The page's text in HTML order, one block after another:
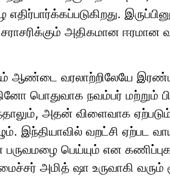
அதிகமான ஈரமான
ஆண்டை வரலாற்றிலேயே
பொதுவாக நவம்பர் மற்றும்
அதன் விளைவாக
இந்தியாவில் வறட்சி ஏற்பட
பெய்யும் என
அமித் ஷா உருவாகி